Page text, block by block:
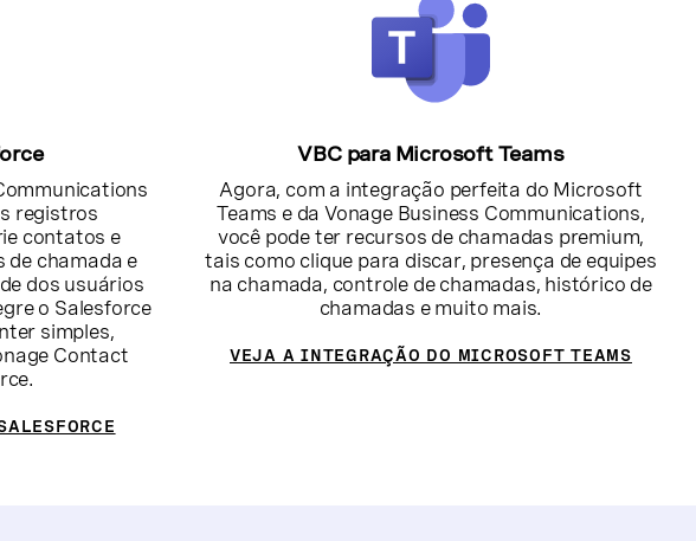
registros
contatos e
de chamada e
dos usuários
o Salesforce
simples,
Contact
VBC para Microsoft Teams
Agora, com a integração perfeita do Microsoft
Teams e da Vonage Business Communications,
você pode ter recursos de chamadas premium,
tais como clique para discar, presença de equipes
na chamada, controle de chamadas, histórico de
chamadas e muito mais.
VEJA A INTEGRAÇÃO DO MICROSOFT TEAMS